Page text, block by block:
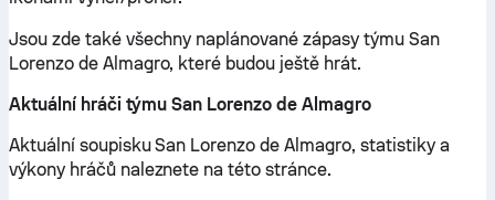
Jsou zde také všechny naplánované zápasy týmu San
Lorenzo de Almagro, které budou ještě hrát.
Aktuální hráči týmu San Lorenzo de Almagro
Aktuální soupisku San Lorenzo de Almagro, statistiky a
výkony hráčů naleznete na této stránce.